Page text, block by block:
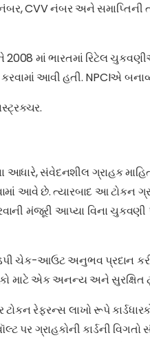
CVV નંબર અને
2008 માં ભારતમાં રિટેલ
આવી હતી. NPCIએ
આધારે, સંવેદનશીલ ગ્રાહક
આવે છે. ત્યારબાદ આ ટોકન
મંજૂરી આપ્યા વિના
ચેક-આઉટ અનુભવ પ્રદાન
માટે એક અનન્ય અને
રેફરન્સ લાખો રૂપે
પર ગ્રાહકોની કાર્ડની